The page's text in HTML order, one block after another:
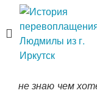
не знаю чем